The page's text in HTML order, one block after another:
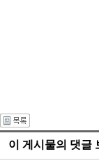
이 게시물의 댓글